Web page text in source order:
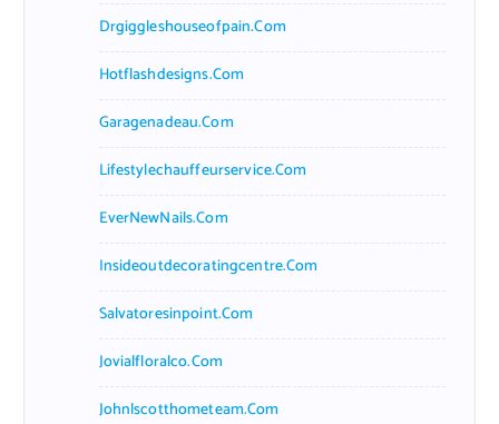
Drgiggleshouseofpain.com
Hotflashdesigns.com
Garagenadeau.com
Lifestylechauffeurservice.com
EverNewNails.com
Insideoutdecoratingcentre.com
Salvatoresinpoint.com
Jovialfloralco.com
Johnlscotthometeam.com